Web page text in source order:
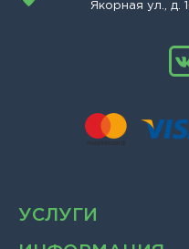
Якорная ул., д.
УСЛУГИ